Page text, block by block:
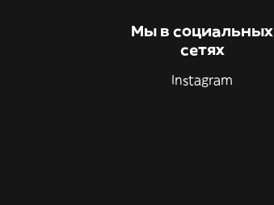
Мы в социальных
сетях
Instagram